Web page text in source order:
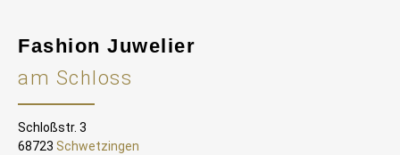
Fashion Juwelier
am Schloss
Schloßstr. 3
68723 Schwetzingen